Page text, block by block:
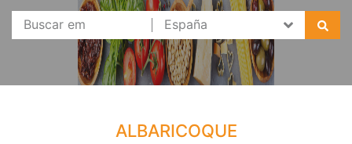
ALBARICOQUE